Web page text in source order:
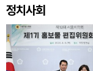
정치사회